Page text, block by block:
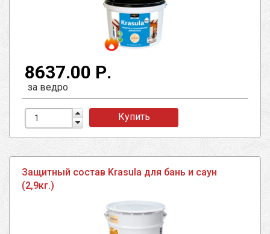
8637.00 Р.
за ведро
Купить
Защитный состав Krasula для бань и саун
(2,9кг.)